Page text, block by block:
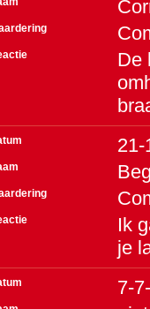
De
21-
Ik
je
7-